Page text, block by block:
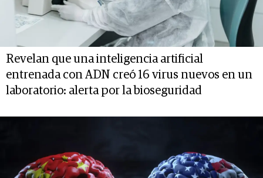
Revelan que una inteligencia artificial
entrenada con ADN creó 16 virus nuevos en un
laboratorio: alerta por la bioseguridad